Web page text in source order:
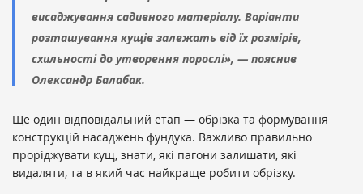
висаджування садивного матеріалу. Варіанти
розташування кущів залежать від їх розмірів,
схильності до утворення порослі», — пояснив
Олександр Балабак.
Ще один відповідальний етап — обрізка та формування
конструкцій насаджень фундука. Важливо правильно
проріджувати кущ, знати, які пагони залишати, які
видаляти, та в який час найкраще робити обрізку.